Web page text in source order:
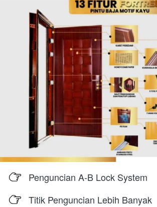
Penguncian A-B Lock System
Titik Penguncian Lebih Banyak